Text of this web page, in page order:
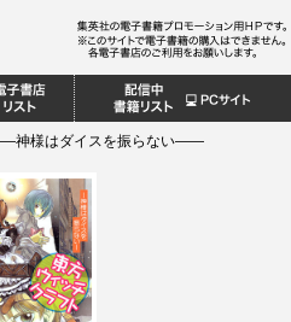
神様はダイスを振らない――